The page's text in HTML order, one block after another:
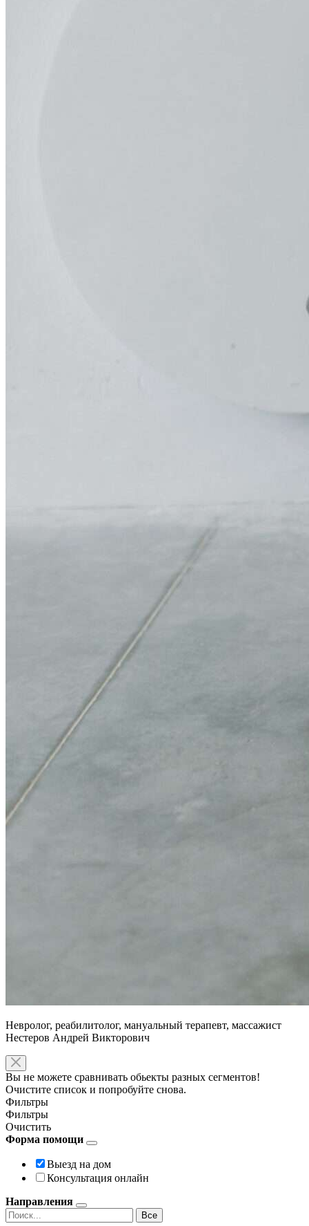
Невролог, реабилитолог, мануальный терапевт, массажист
Нестеров Андрей Викторович
Вы не можете сравнивать обьекты разных сегментов!
Очистите список и попробуйте снова.
Фильтры
Фильтры
Очистить
Форма помощи
Выезд на дом
Консультация онлайн
Направления
Все